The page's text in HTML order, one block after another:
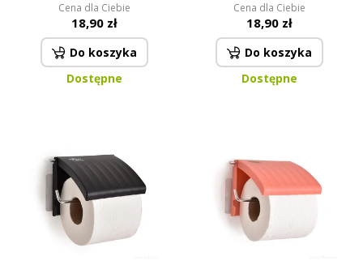
Cena dla Ciebie
18,90 zł
Do koszyka
Dostępne
Cena dla Ciebie
18,90 zł
Do koszyka
Dostępne